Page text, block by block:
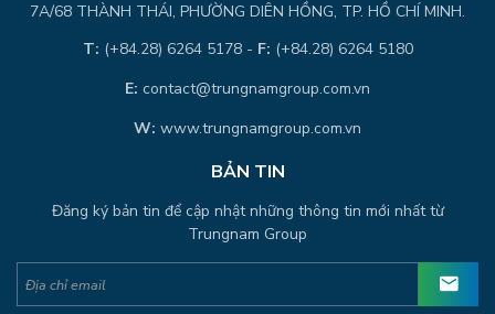
7A/68 THÀNH THÁI, PHƯỜNG DIÊN HỒNG, TP. HỒ CHÍ MINH.
T: (+84.28) 6264 5178 - F: (+84.28) 6264 5180
E: contact@trungnamgroup.com.vn
W: www.trungnamgroup.com.vn
BẢN TIN
Đăng ký bản tin để cập nhật những thông tin mới nhất từ
Trungnam Group